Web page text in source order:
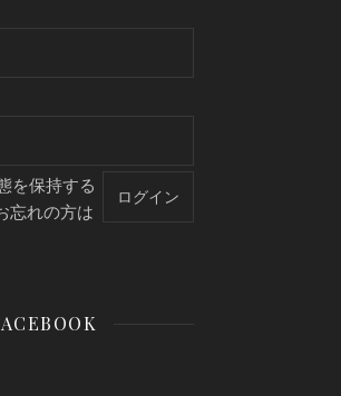
を保持する
忘れの方は